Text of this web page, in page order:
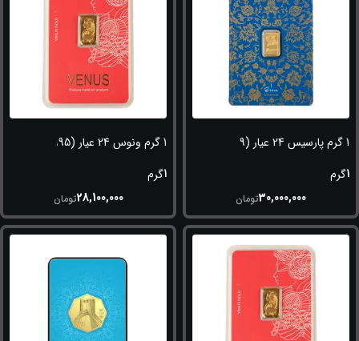
1 گرم پارسیس 24 عیار (999.9)
1گرم
30,000,000تومان
1 گرم ونوس 24 عیار (995)
1گرم
28,100,000تومان